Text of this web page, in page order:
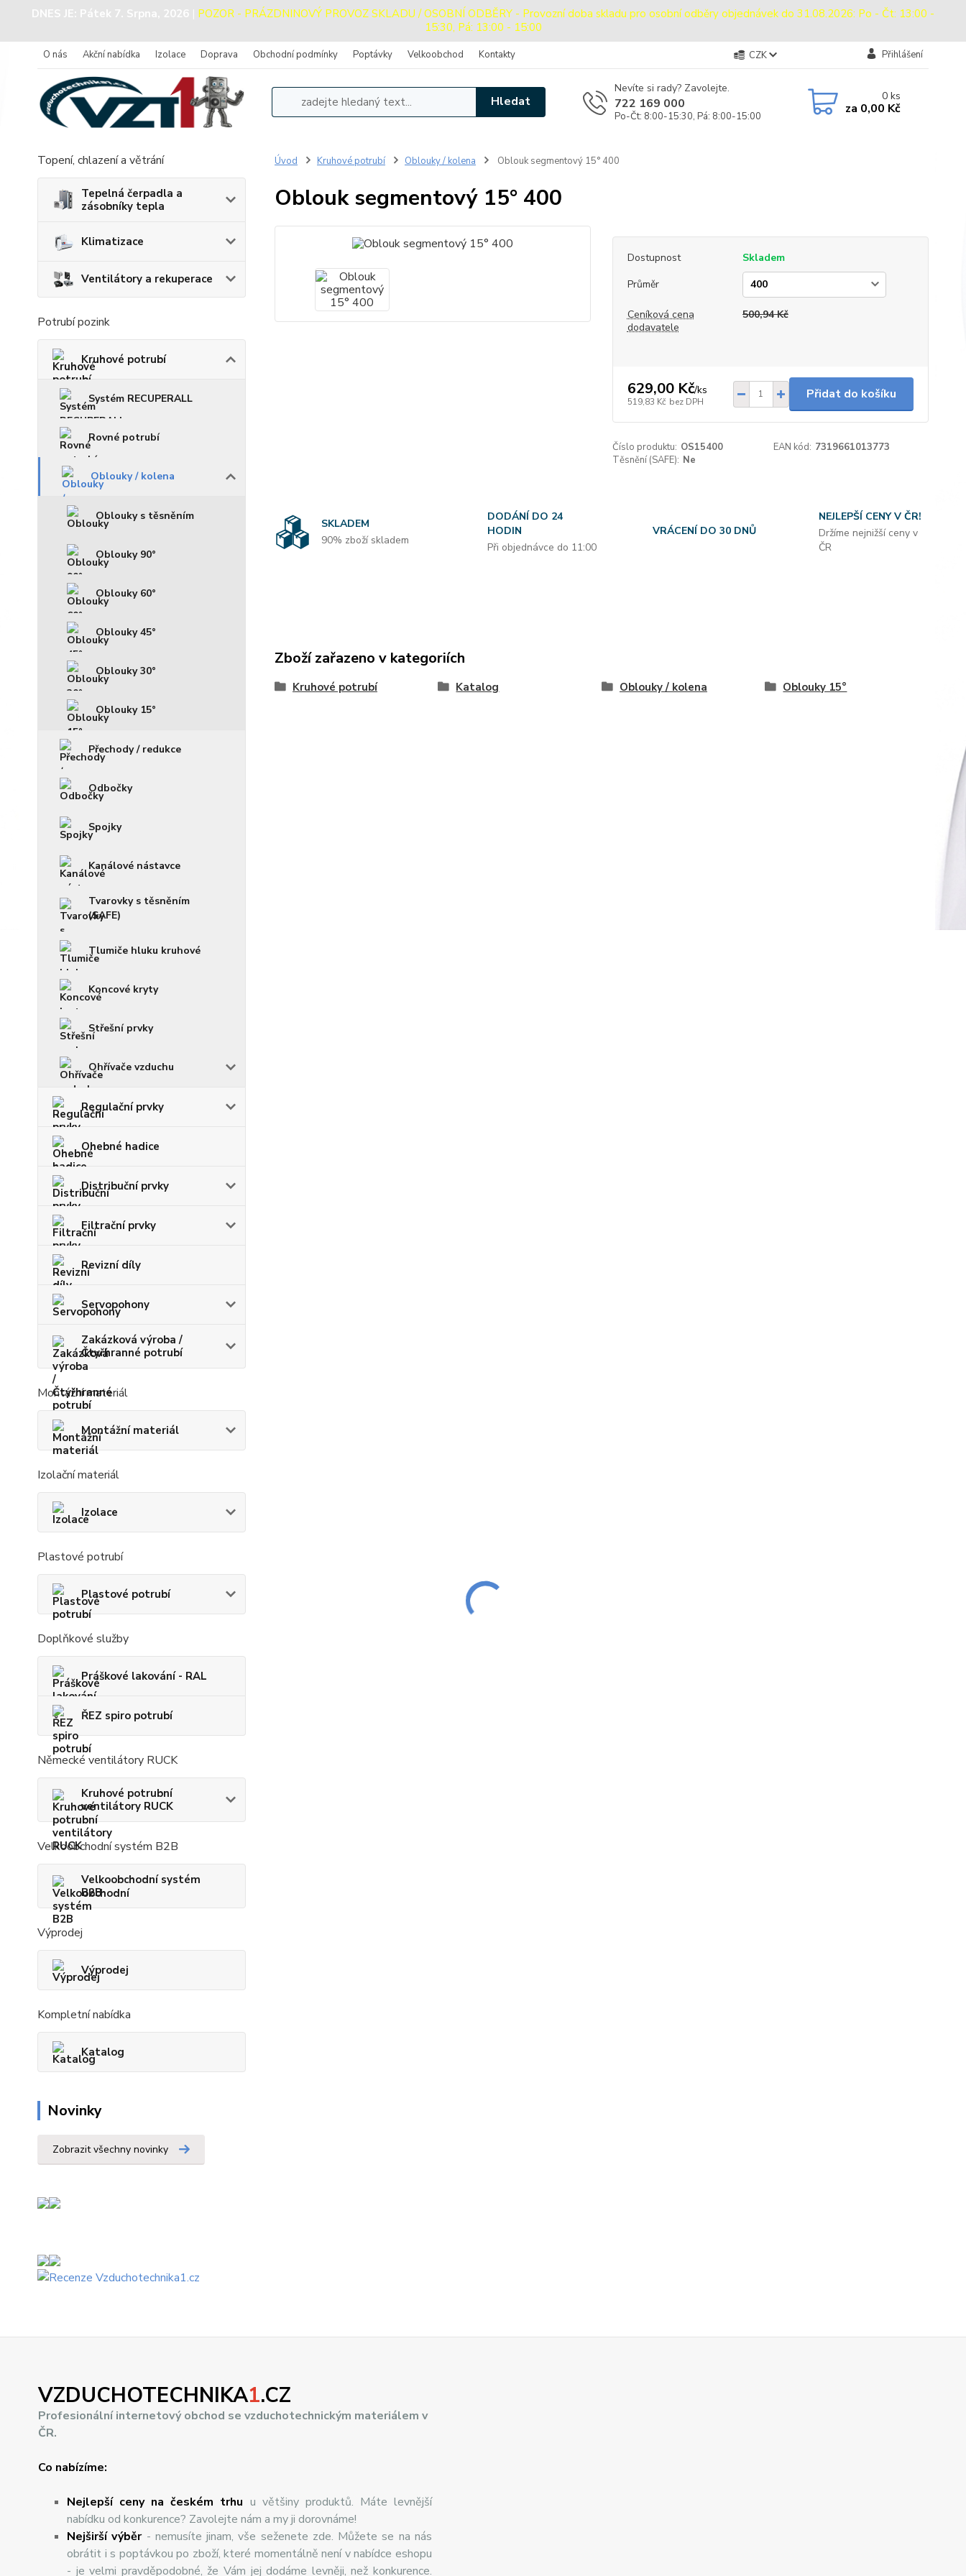
DNES JE: Pátek 7. Srpna, 2026 | POZOR - PRÁZDNINOVÝ PROVOZ SKLADU / OSOBNÍ ODBĚRY - Provozní doba skladu pro osobní odběry objednávek do 31.08.2026: Po - Čt: 13:00 -
15:30, Pá: 13:00 - 15:00
O nás Akční nabídka Izolace Doprava Obchodní podmínky Poptávky Velkoobchod Kontakty CZK Přihlášení
Hledat
Nevíte si rady? Zavolejte.
722 169 000
Po-Čt: 8:00-15:30, Pá: 8:00-15:00
0ks
za 0,00 Kč
Topení, chlazení a větrání
Tepelná čerpadla a
zásobníky tepla
Klimatizace
Ventilátory a rekuperace
Potrubí pozink
Kruhové potrubí
Systém RECUPERALL
Rovné potrubí
Oblouky / kolena
Oblouky s těsněním
Oblouky 90°
Oblouky 60°
Oblouky 45°
Oblouky 30°
Oblouky 15°
Přechody / redukce
Odbočky
Spojky
Kanálové nástavce
Tvarovky s těsněním
(SAFE)
Tlumiče hluku kruhové
Koncové kryty
Střešní prvky
Ohřívače vzduchu
Regulační prvky
Ohebné hadice
Distribuční prvky
Filtrační prvky
Revizní díly
Servopohony
Zakázková výroba /
Čtyřhranné potrubí
Montážní materiál
Montážní materiál
Izolační materiál
Izolace
Plastové potrubí
Plastové potrubí
Doplňkové služby
Práškové lakování - RAL
ŘEZ spiro potrubí
Německé ventilátory RUCK
Kruhové potrubní
ventilátory RUCK
Velkoobchodní systém B2B
Velkoobchodní systém
B2B
Výprodej
Výprodej
Kompletní nabídka
Katalog
Novinky
Zobrazit všechny novinky
Úvod Kruhové potrubí Oblouky / kolena Oblouk segmentový 15° 400
Oblouk segmentový 15° 400
Dostupnost
Skladem
Průměr
Ceníková cena
dodavatele
500,94 Kč
629,00 Kč/ks
519,83 Kč bez DPH
Přidat do košíku
Číslo produktu: OS15400 EAN kód: 7319661013773
Těsnění (SAFE): Ne
SKLADEM
90% zboží skladem
DODÁNÍ DO 24
HODIN
Při objednávce do 11:00
VRÁCENÍ DO 30 DNŮ
NEJLEPŠÍ CENY V ČR!
Držíme nejnižší ceny v
ČR
Zboží zařazeno v kategoriích
Kruhové potrubí Katalog Oblouky / kolena Oblouky 15°
VZDUCHOTECHNIKA1.CZ
Profesionální internetový obchod se vzduchotechnickým materiálem v
ČR.
Co nabízíme:
Nejlepší ceny na českém trhu u většiny produktů. Máte levnější
nabídku od konkurence? Zavolejte nám a my ji dorovnáme!
Nejširšívýběr- nemusíte jinam, vše seženete zde. Můžete se na nás
obrátit i s poptávkou po zboží, které momentálně není v nabídce eshopu
- je velmi pravděpodobné, že Vám jej dodáme levněji, než konkurence.